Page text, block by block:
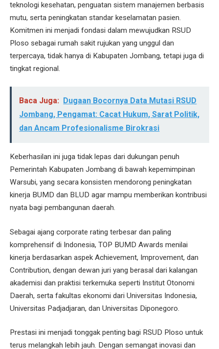
teknologi kesehatan, penguatan sistem manajemen berbasis
mutu, serta peningkatan standar keselamatan pasien.
Komitmen ini menjadi fondasi dalam mewujudkan RSUD
Ploso sebagai rumah sakit rujukan yang unggul dan
terpercaya, tidak hanya di Kabupaten Jombang, tetapi juga di
tingkat regional.
Baca Juga:
Dugaan Bocornya Data Mutasi RSUD
Jombang, Pengamat: Cacat Hukum, Sarat Politik,
dan Ancam Profesionalisme Birokrasi
Keberhasilan ini juga tidak lepas dari dukungan penuh
Pemerintah Kabupaten Jombang di bawah kepemimpinan
Warsubi, yang secara konsisten mendorong peningkatan
kinerja BUMD dan BLUD agar mampu memberikan kontribusi
nyata bagi pembangunan daerah.
Sebagai ajang corporate rating terbesar dan paling
komprehensif di Indonesia, TOP BUMD Awards menilai
kinerja berdasarkan aspek Achievement, Improvement, dan
Contribution, dengan dewan juri yang berasal dari kalangan
akademisi dan praktisi terkemuka seperti Institut Otonomi
Daerah, serta fakultas ekonomi dari Universitas Indonesia,
Universitas Padjadjaran, dan Universitas Diponegoro.
Prestasi ini menjadi tonggak penting bagi RSUD Ploso untuk
terus melangkah lebih jauh. Dengan semangat inovasi dan